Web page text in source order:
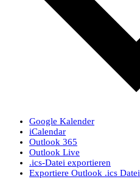
Google Kalender
iCalendar
Outlook 365
Outlook Live
.ics-Datei exportieren
Exportiere Outlook .ics Datei